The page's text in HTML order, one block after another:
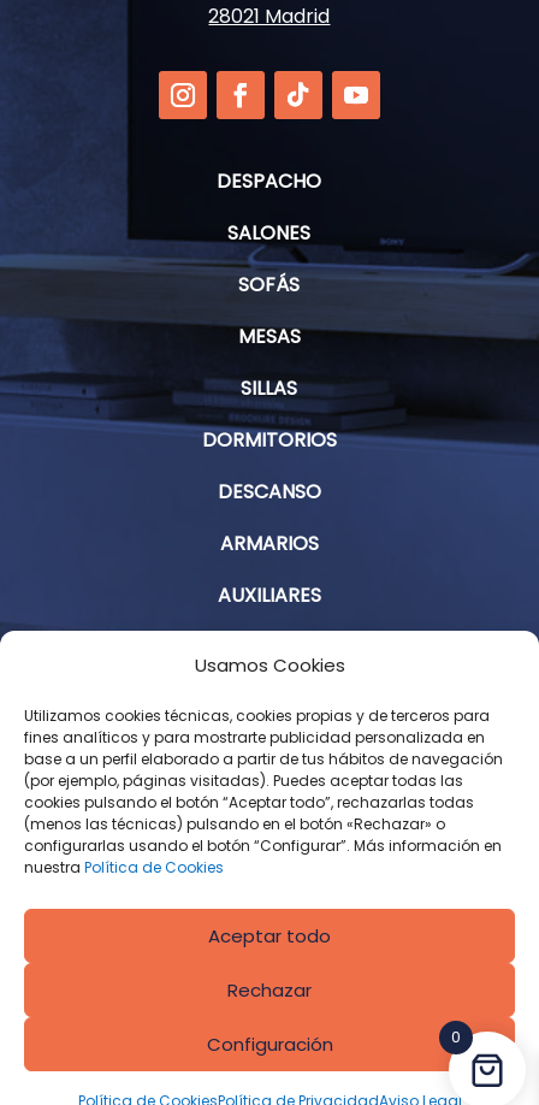
Usamos Cookies
Utilizamos cookies técnicas, cookies propias y de terceros para
fines analíticos y para mostrarte publicidad personalizada en
base a un perfil elaborado a partir de tus hábitos de navegación
(por ejemplo, páginas visitadas). Puedes aceptar todas las
cookies pulsando el botón “Aceptar todo”, rechazarlas todas
(menos las técnicas) pulsando en el botón «Rechazar» o
configurarlas usando el botón “Configurar”. Más información en
nuestra Política de Cookies
Aceptar todo
Rechazar
Configuración
Política de CookiesPolítica de PrivacidadAviso Legal
28021 Madrid
DESPACHO
SALONES
SOFÁS
MESAS
SILLAS
DORMITORIOS
DESCANSO
ARMARIOS
AUXILIARES
Aviso Legal
Política de Privacidad
Condiciones Generales de Contratación
Política de Cookies
Derecho de desistimiento
Diseñado porCROS Solutions 0